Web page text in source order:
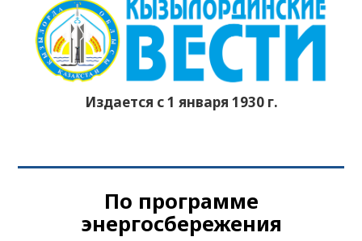
Издается с 1 января 1930 г.
По программе
энергосбережения